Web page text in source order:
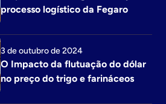
processo logístico da Fegaro
3 de outubro de 2024
O Impacto da flutuação do dólar
no preço do trigo e farináceos